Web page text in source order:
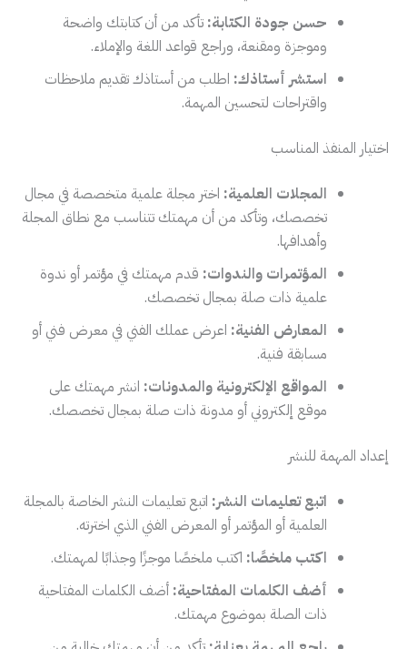
حسن جودة الكتابة: تأكد من أن كتابتك واضحة
وموجزة ومقنعة، وراجع قواعد اللغة والإملاء.
استشر أستاذك: اطلب من أستاذك تقديم ملاحظات
واقتراحات لتحسين المهمة.
اختيار المنفذ المناسب
المجلات العلمية: اختر مجلة علمية متخصصة في مجال
تخصصك، وتأكد من أن مهمتك تتناسب مع نطاق المجلة
وأهدافها.
المؤتمرات والندوات: قدم مهمتك في مؤتمر أو ندوة
علمية ذات صلة بمجال تخصصك.
المعارض الفنية: اعرض عملك الفني في معرض فني أو
مسابقة فنية.
المواقع الإلكترونية والمدونات: انشر مهمتك على
موقع إلكتروني أو مدونة ذات صلة بمجال تخصصك.
إعداد المهمة للنشر
اتبع تعليمات النشر: اتبع تعليمات النشر الخاصة بالمجلة
العلمية أو المؤتمر أو المعرض الفني الذي اخترته.
اكتب ملخصًا: اكتب ملخصًا موجزًا وجذابًا لمهمتك.
أضف الكلمات المفتاحية: أضف الكلمات المفتاحية
ذات الصلة بموضوع مهمتك.